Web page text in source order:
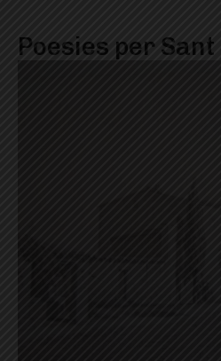
Poesies per